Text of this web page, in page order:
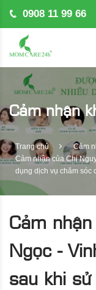
0908 11 99 66
Cảm nhận
Trang chủ
Cảm
Cảm nhận của Chị
dụng dịch vụ chăm sóc
Cảm
Ngọc -
sau khi